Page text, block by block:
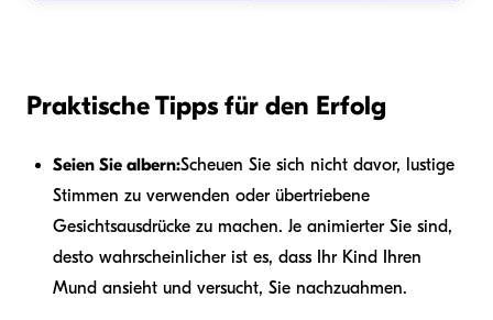
Praktische Tipps für den Erfolg
Seien Sie albern:Scheuen Sie sich nicht davor, lustige
Stimmen zu verwenden oder übertriebene
Gesichtsausdrücke zu machen. Je animierter Sie sind,
desto wahrscheinlicher ist es, dass Ihr Kind Ihren
Mund ansieht und versucht, Sie nachzuahmen.